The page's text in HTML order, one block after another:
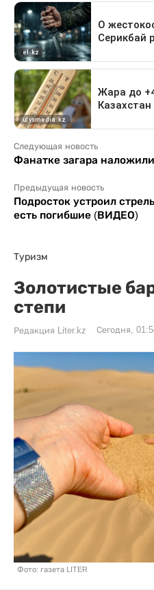
Следующая новость
Фанатке загара
Предыдущая новость
Подросток устроил
есть погибшие (ВИДЕО)
Туризм
Золотистые
степи
Редакция Liter.kz Сегодня,
Фото: газета LITER